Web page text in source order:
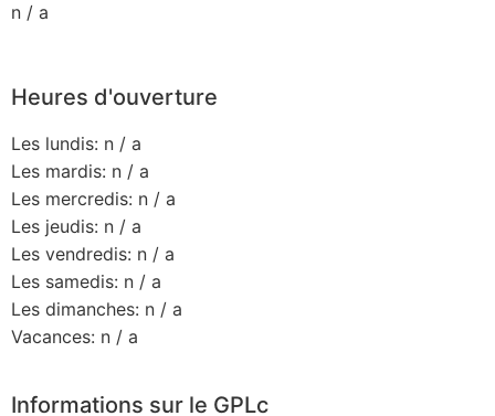
n / a
Heures d'ouverture
Les lundis: n / a
Les mardis: n / a
Les mercredis: n / a
Les jeudis: n / a
Les vendredis: n / a
Les samedis: n / a
Les dimanches: n / a
Vacances: n / a
Informations sur le GPLc